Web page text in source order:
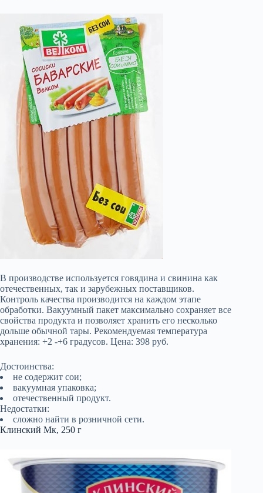
В производстве используется говядина и свинина как
отечественных, так и зарубежных поставщиков.
Контроль качества производится на каждом этапе
обработки. Вакуумный пакет максимально сохраняет все
свойства продукта и позволяет хранить его несколько
дольше обычной тары. Рекомендуемая температура
хранения: +2 -+6 градусов. Цена: 398 руб.
Достоинства:
не содержит сои;
вакуумная упаковка;
отечественный продукт.
Недостатки:
сложно найти в розничной сети.
Клинский Мк, 250 г